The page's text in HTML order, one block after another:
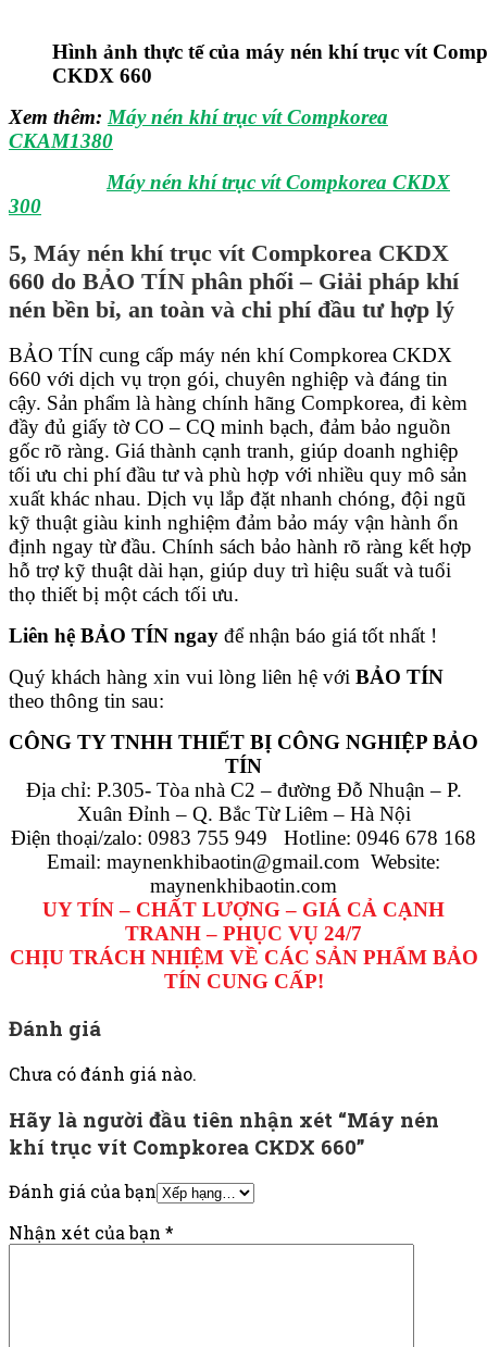
Hình ảnh thực tế của máy nén khí trục vít
CKDX 660
Xem thêm: Máy nén khí trục vít Compkorea
CKAM1380
Máy nén khí trục vít Compkorea CKDX
300
5, Máy nén khí trục vít Compkorea CKDX
660 do BẢO TÍN phân phối – Giải pháp khí
nén bền bỉ, an toàn và chi phí đầu tư hợp lý
BẢO TÍN cung cấp máy nén khí Compkorea CKDX
660 với dịch vụ trọn gói, chuyên nghiệp và đáng tin
cậy. Sản phẩm là hàng chính hãng Compkorea, đi kèm
đầy đủ giấy tờ CO – CQ minh bạch, đảm bảo nguồn
gốc rõ ràng. Giá thành cạnh tranh, giúp doanh nghiệp
tối ưu chi phí đầu tư và phù hợp với nhiều quy mô sản
xuất khác nhau. Dịch vụ lắp đặt nhanh chóng, đội ngũ
kỹ thuật giàu kinh nghiệm đảm bảo máy vận hành ổn
định ngay từ đầu. Chính sách bảo hành rõ ràng kết hợp
hỗ trợ kỹ thuật dài hạn, giúp duy trì hiệu suất và tuổi
thọ thiết bị một cách tối ưu.
Liên hệ BẢO TÍN ngay để nhận báo giá tốt nhất !
Quý khách hàng xin vui lòng liên hệ với BẢO TÍN
theo thông tin sau:
CÔNG TY TNHH THIẾT BỊ CÔNG NGHIỆP BẢO
TÍN
Địa chỉ: P.305- Tòa nhà C2 – đường Đỗ Nhuận – P.
Xuân Đỉnh – Q. Bắc Từ Liêm – Hà Nội
Điện thoại/zalo: 0983 755 949 Hotline: 0946 678 168
Email: maynenkhibaotin@gmail.com Website:
maynenkhibaotin.com
UY TÍN – CHẤT LƯỢNG – GIÁ CẢ CẠNH
TRANH – PHỤC VỤ 24/7
CHỊU TRÁCH NHIỆM VỀ CÁC SẢN PHẨM BẢO
TÍN CUNG CẤP!
Đánh giá
Chưa có đánh giá nào.
Hãy là người đầu tiên nhận xét “Máy nén
khí trục vít Compkorea CKDX 660”
Đánh giá của bạn
Nhận xét của bạn *